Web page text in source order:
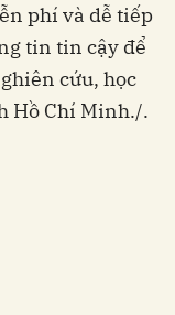
phí và dễ tiếp
tin tin cậy để
cứu, học
Hồ Chí Minh./.